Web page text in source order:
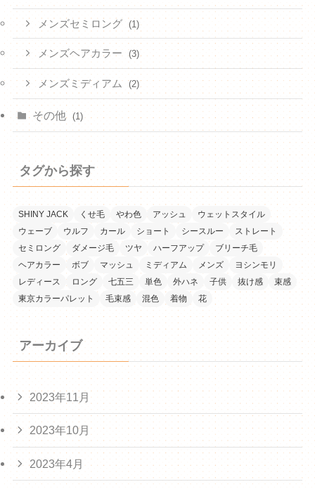
メンズセミロング (1)
メンズヘアカラー (3)
メンズミディアム (2)
その他 (1)
タグから探す
SHINY JACK くせ毛 やわ色 アッシュ
ウェットスタイル
ウェーブ
ウルフ カール ショート シースルー
ストレート
セミロング
ダメージ毛 ツヤ ハーフアップ
ブリーチ毛
ヘアカラー
ボブ マッシュ ミディアム メンズ
ヨシンモリ
レディース
ロング 七五三 単色 外ハネ 子供 抜け感
束感
東京カラーパレット
毛束感 混色 着物 花
アーカイブ
2023年11月
2023年10月
2023年4月